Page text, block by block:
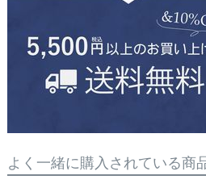
よく一緒に購入されている商